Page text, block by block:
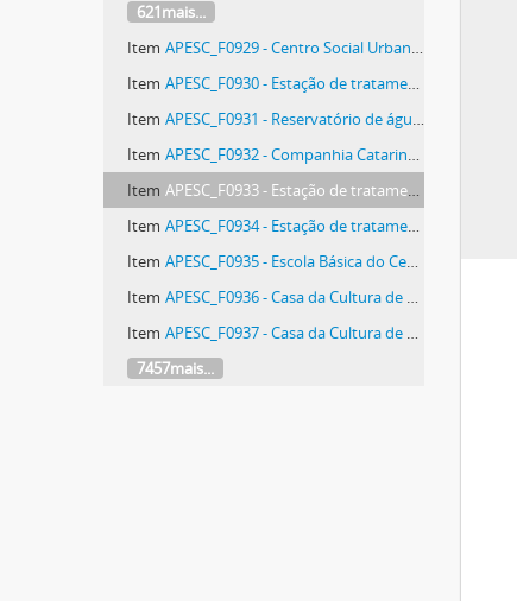
621mais...
Item APESC_F0929 - Centro Social Urbano de Tubarão
Item APESC_F0930 - Estação de tratamento da Companhia Catarinense de Água e Saneamento - CASAN
Item APESC_F0931 - Reservatório de água da Companhia Catarinense de Águas e Saneamento - CASAN
Item APESC_F0932 - Companhia Catarinense de Águas e Saneamento - CASAN
Item APESC_F0933 - Estação de tratamento da Companhia Catarinense de Águas e Saneamento - CASAN
Item APESC_F0934 - Estação de tratamento da Companhia Catarinense de Águas e Saneamento - CASAN
Item APESC_F0935 - Escola Básica do Centro Piloto da Fundação Catarinense do Bem Estar do Menor - FUCABEM
Item APESC_F0936 - Casa da Cultura de Florianópolis
Item APESC_F0937 - Casa da Cultura de Florianópolis
7457mais...